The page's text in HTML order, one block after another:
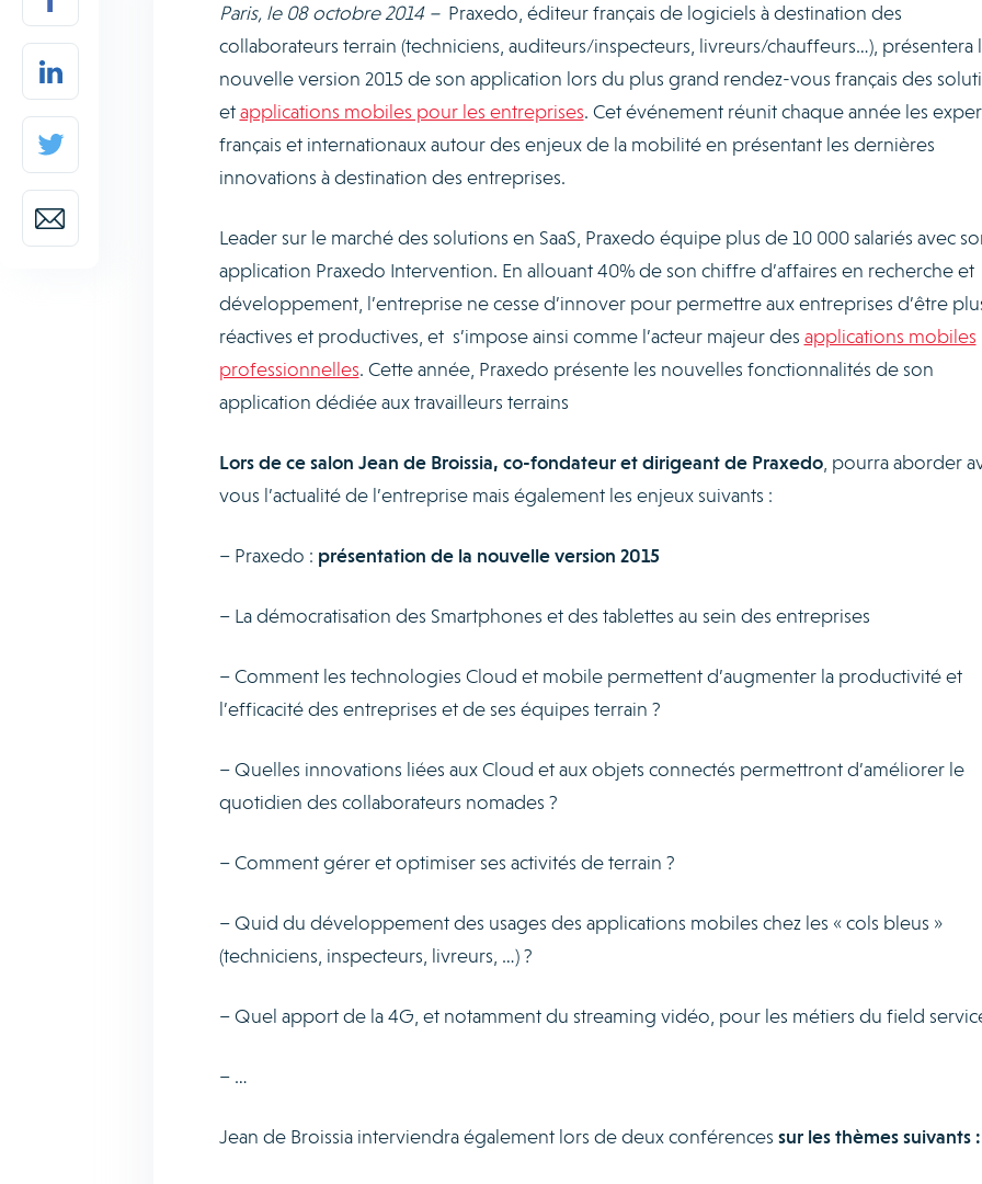
Paris, le 08 octobre 2014 – Praxedo, éditeur français de logiciels à destination des
collaborateurs terrain (techniciens, auditeurs/inspecteurs, livreurs/chauffeurs…), présentera
nouvelle version 2015 de son application lors du plus grand rendez-vous français des
etapplications mobiles pour les entreprises. Cet événement réunit chaque année les
français et internationaux autour des enjeux de la mobilité en présentant les dernières
innovations à destination des entreprises.
Leader sur le marché des solutions en SaaS, Praxedo équipe plus de 10 000 salariés avec
application Praxedo Intervention. En allouant 40% de son chiffre d’affaires en recherche et
développement, l’entreprise ne cesse d’innover pour permettre aux entreprises d’être
réactives et productives, et s’impose ainsi comme l’acteur majeur des applications mobiles
professionnelles. Cette année, Praxedo présente les nouvelles fonctionnalités de son
application dédiée aux travailleurs terrains
Lors de ce salon Jean de Broissia, co-fondateur et dirigeant de Praxedo, pourra aborder
vous l’actualité de l’entreprise mais également les enjeux suivants :
– Praxedo : présentation de la nouvelle version 2015
– La démocratisation des Smartphones et des tablettes au sein des entreprises
– Comment les technologies Cloud et mobile permettent d’augmenter la productivité et
l’efficacité des entreprises et de ses équipes terrain ?
– Quelles innovations liées aux Cloud et aux objets connectés permettront d’améliorer le
quotidien des collaborateurs nomades ?
– Comment gérer et optimiser ses activités de terrain ?
– Quid du développement des usages des applications mobiles chez les « cols bleus »
(techniciens, inspecteurs, livreurs, …) ?
– Quel apport de la 4G, et notamment du streaming vidéo, pour les métiers du field
– …
Jean de Broissia interviendra également lors de deux conférences sur les thèmes suivants :